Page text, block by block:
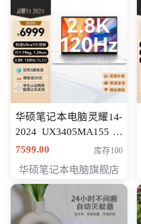
华硕笔记本电脑灵耀14-
2024 UX3405MA155冰
川银 oled 智慧轻薄本 会
7599.00 库存100
华硕笔记本电脑旗舰店